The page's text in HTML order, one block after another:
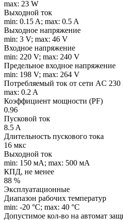
max: 23 W
Выходной ток
min: 0.15 A; max: 0.5 A
Выходное напряжение
min: 3 V; max: 46 V
Входное напряжение
min: 220 V; max: 240 V
Предельное входное напряжение
min: 198 V; max: 264 V
Потребляемый ток от сети AC 230
max: 0.2 A
Коэффициент мощности (PF)
0.96
Пусковой ток
8.5 A
Длительность пускового тока
16 мкс
Выходной ток
min: 150 мA; max: 500 мA
КПД, не менее
88 %
Эксплуатационные
Диапазон рабочих температур
min: -20 °C; max: 40 °C
Допустимое кол-во на автомат